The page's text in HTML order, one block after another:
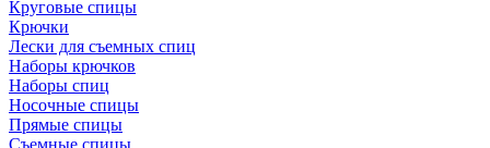
Круговые спицы
Крючки
Лески для съемных спиц
Наборы крючков
Наборы спиц
Носочные спицы
Прямые спицы
Съемные спицы